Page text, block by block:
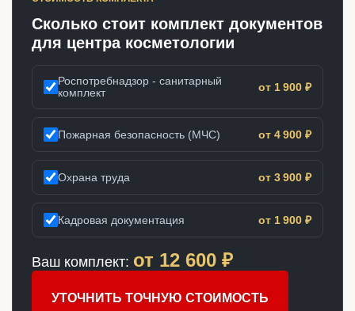
Сколько стоит комплект документов
для центра косметологии
Роспотребнадзор - санитарный
комплект
от 1 900 ₽
Пожарная безопасность (МЧС) от 4 900 ₽
Охрана труда от 3 900 ₽
Кадровая документация от 1 900 ₽
Ваш комплект: от 12 600 ₽
УТОЧНИТЬ ТОЧНУЮ СТОИМОСТЬ